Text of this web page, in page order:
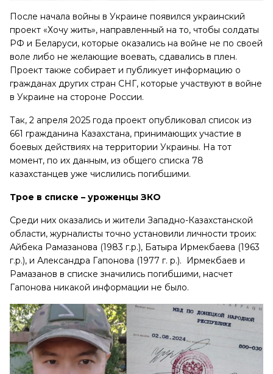
После начала войны в Украине появился украинский
проект «Хочу жить», направленный на то, чтобы солдаты
РФ и Беларуси, которые оказались на войне не по своей
воле либо не желающие воевать, сдавались в плен.
Проект также собирает и публикует информацию о
гражданах других стран СНГ, которые участвуют в войне
в Украине на стороне России.
Так, 2 апреля 2025 года проект опубликовал список из
661 гражданина Казахстана, принимающих участие в
боевых действиях на территории Украины. На тот
момент, по их данным, из общего списка 78
казахстанцев уже числились погибшими.
Трое в списке – уроженцы ЗКО
Среди них оказались и жители Западно-Казахстанской
области, журналисты точно установили личности троих:
Айбека Рамазанова (1983 г.р.), Батыра Ирмекбаева (1963
г.р.), и Александра Гапонова (1977 г. р.). Ирмекбаев и
Рамазанов в списке значились погибшими, насчет
Гапонова никакой информации не было.